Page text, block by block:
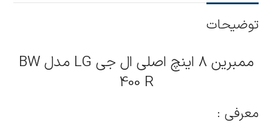
توضیحات
ممبرین 8 اینچ اصلی ال جی LG مدل BW
400 R
معرفی :